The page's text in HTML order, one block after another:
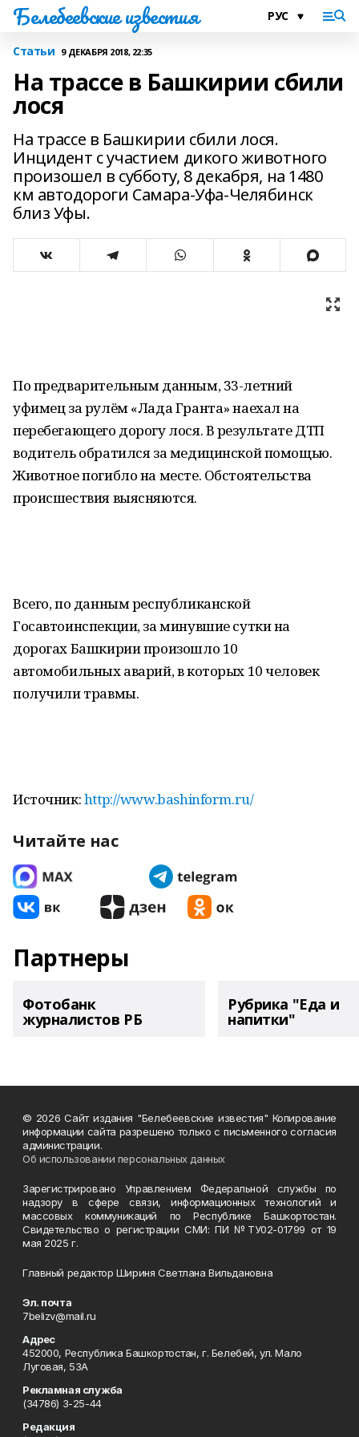
Белебеевские известия
Статьи 9 ДЕКАБРЯ 2018, 22:35
На трассе в Башкирии сбили
лося
На трассе в Башкирии сбили лося.
Инцидент с участием дикого животного
произошел в субботу, 8 декабря, на 1480
км автодороги Самара-Уфа-Челябинск
близ Уфы.
По предварительным данным, 33-летний
уфимец за рулём «Лада Гранта» наехал на
перебегающего дорогу лося. В результате ДТП
водитель обратился за медицинской помощью.
Животное погибло на месте. Обстоятельства
происшествия выясняются.
Всего, по данным республиканской
Госавтоинспекции, за минувшие сутки на
дорогах Башкирии произошло 10
автомобильных аварий, в которых 10 человек
получили травмы.
Источник:http://www.bashinform.ru/
Читайте нас
Партнеры
Фотобанк
журналистов РБ
Рубрика "Еда и
напитки"
© 2026 Сайт издания "Белебеевские известия" Копирование
информации сайта разрешено только с письменного согласия
администрации.
Об использовании персональных данных
Зарегистрировано Управлением Федеральной службы по
надзору в сфере связи, информационных технологий и
массовых коммуникаций по Республике Башкортостан.
Свидетельство о регистрации СМИ: ПИ №ТУ02-01799 от 19
мая 2025 г.
Главный редактор Шириня Светлана Вильдановна
Эл. почта
7belizv@mail.ru
Адрес
452000, Республика Башкортостан, г. Белебей, ул. Мало
Луговая, 53А
Рекламная служба
(34786) 3-25-44
Редакция